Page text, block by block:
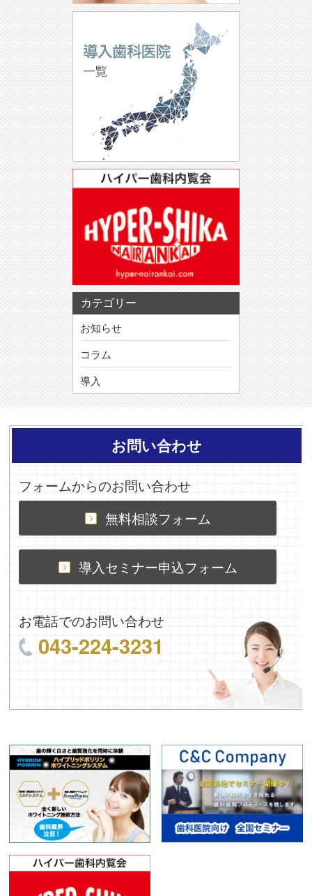
カテゴリー
お知らせ
コラム
導入
お問い合わせ
フォームからのお問い合わせ
無料相談フォーム
導入セミナー申込フォーム
お電話でのお問い合わせ
043-224-3231